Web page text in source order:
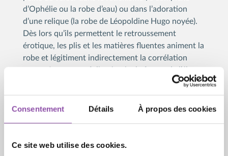
Consentement Détails À propos des cookies
Ce site web utilise des cookies.
d’Ophélie ou la robe d’eau) ou dans l’adoration
d’une relique (la robe de Léopoldine Hugo noyée).
Dès lors qu’ils permettent le retroussement
érotique, les plis et les matières fluentes animent la
robe et légitiment indirectement la corrélation
entre vêtement et folie témoin, la fureur de l’élan
spiralée déjà observé par Mallarmé dans la
« Danseuse » de Whistler – « Tourbillon de
mousseline ou / Fureur éparses en écume » (1890)
par une photo devenue emblématique.